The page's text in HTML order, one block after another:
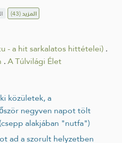
المزيد(43)
- a hit sarkalatos hittételei).
.A Túlvilági Élet
negyven napot tölt
alakjában "nutfa")